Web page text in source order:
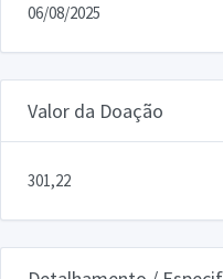
06/08/2025
Valor da Doação
301,22